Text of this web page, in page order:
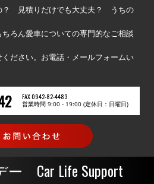
？ 見積りだけでも大丈夫？ うちの
ろん愛車についての専門的なご相談
ださい。お電話・メールフォームい
FAX 0942-82-4483
営業時間 9:00 - 19:00 (定休日：日曜日)
ー Car Life Support